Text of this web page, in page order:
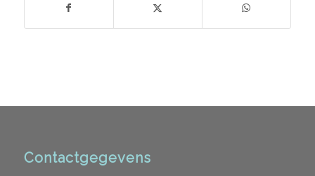
Contactgegevens